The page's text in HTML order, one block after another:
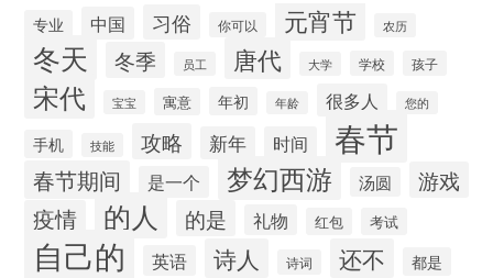
专业 中国 习俗 你可以 元宵节 农历
冬天 冬季 员工 唐代 大学 学校 孩子
宋代 宝宝 寓意 年初 年龄 很多人 您的
手机 技能 攻略 新年 时间 春节
春节期间 是一个 梦幻西游 汤圆 游戏
疫情 的人 的是 礼物 红包 考试
自己的 英语 诗人 诗词 还不 都是